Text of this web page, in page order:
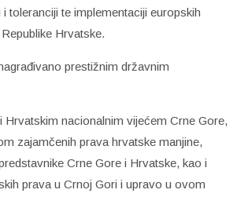
toleranciji te implementaciji europskih
Hrvatske.
prestižnim državnim
nacionalnim vijećem Crne Gore,
zajamčenih prava hrvatske manjine,
Crne Gore i Hrvatske, kao i
prava u Crnoj Gori i upravo u ovom